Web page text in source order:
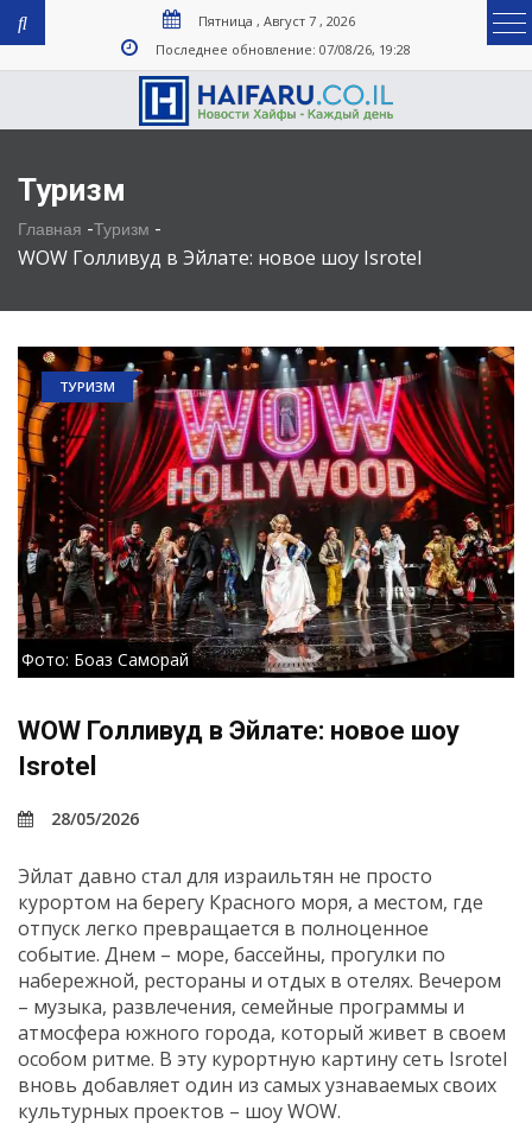
Пятница , Август 7 , 2026
Последнее обновление: 07/08/26, 19:28
Туризм
Главная -Туризм -
WOW Голливуд в Эйлате: новое шоу Isrotel
ТУРИЗМ
Фото: Боаз Саморай
WOW Голливуд в Эйлате: новое шоу
Isrotel
28/05/2026
Эйлат давно стал для израильтян не просто
курортом на берегу Красного моря, а местом, где
отпуск легко превращается в полноценное
событие. Днем – море, бассейны, прогулки по
набережной, рестораны и отдых в отелях. Вечером
– музыка, развлечения, семейные программы и
атмосфера южного города, который живет в своем
особом ритме. В эту курортную картину сеть Isrotel
вновь добавляет один из самых узнаваемых своих
культурных проектов – шоу WOW.